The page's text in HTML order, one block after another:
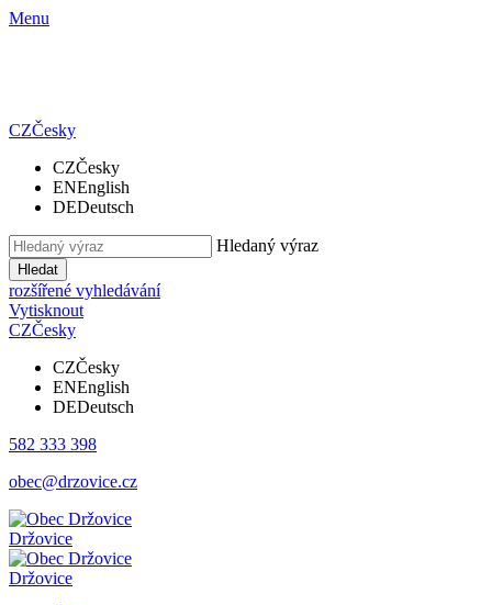
Menu
CZČesky
CZČesky
ENEnglish
DEDeutsch
Hledaný výraz
Hledat
rozšířené vyhledávání
Vytisknout
CZČesky
CZČesky
ENEnglish
DEDeutsch
582 333 398
obec@drzovice.cz
Držovice
Držovice